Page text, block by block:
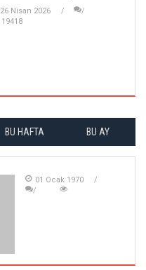
26 Nisan 2026
19418
BU HAFTA BU AY
01 Ocak 1970